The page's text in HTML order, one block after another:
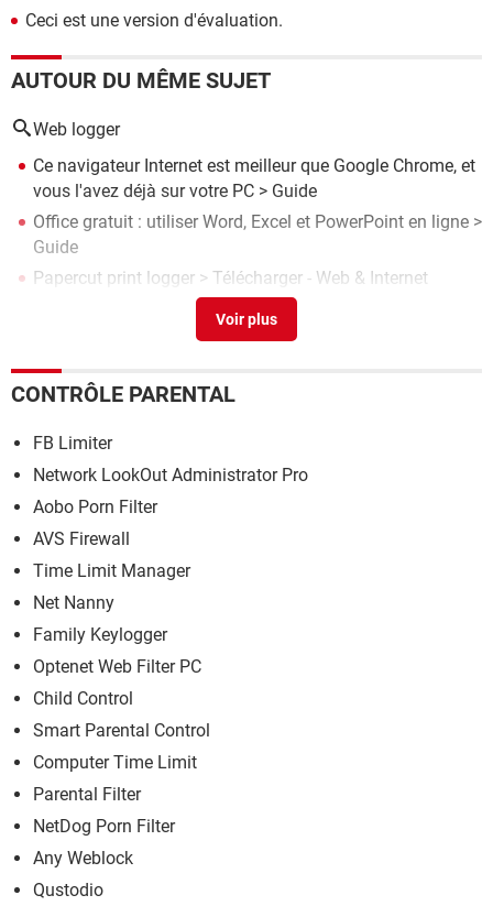
Ceci est une version d'évaluation.
AUTOUR DU MÊME SUJET
Web logger
Ce navigateur Internet est meilleur que Google Chrome, et
vous l'avez déjà sur votre PC > Guide
Office gratuit : utiliser Word, Excel et PowerPoint en ligne >
Guide
Papercut print logger > Télécharger - Web & Internet
Comment s’inscrire sur célibataire du web
Site inaccessible : comment accéder à un site bloqué
Guide
CONTRÔLE PARENTAL
FB Limiter
Network LookOut Administrator Pro
Aobo Porn Filter
AVS Firewall
Time Limit Manager
Net Nanny
Family Keylogger
Optenet Web Filter PC
Child Control
Smart Parental Control
Computer Time Limit
Parental Filter
NetDog Porn Filter
Any Weblock
Qustodio